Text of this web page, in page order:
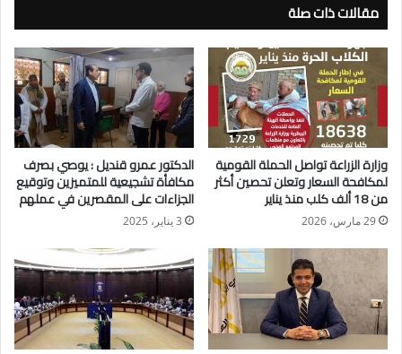
فإن لجنة متابعة الإفراج عن مستلزمات الأعلاف المُشكلة من وزارة
الزراعة ومجلس النواب والبنك المركزى واتحاد الدواجن سوف تعقد
اجتماعا غدا الأحد لمتابعة آخر المستجدات والتطورات وذلك في إطار
المتابعة المستمرة لنتائج اجتماع رئيس مجلس الوزراء مع كافة
الأطراف المعنية بالثروة الداجنة والذي عقد في أكتوبر الماضي
مقالات ذات صلة
وزارة الزراعة تواصل الحملة القومية
لمكافحة السعار وتعلن تحصين أكثر
من 18 ألف كلب منذ يناير
29 مارس، 2026
الدكتور عمرو قنديل : يوصي بصرف
مكافأة تشجيعية للمتميزين وتوقيع
الجزاءات على المقصرين في عملهم
3 يناير، 2025